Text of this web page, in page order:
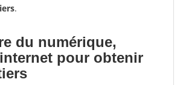
.
du numérique,
pour obtenir